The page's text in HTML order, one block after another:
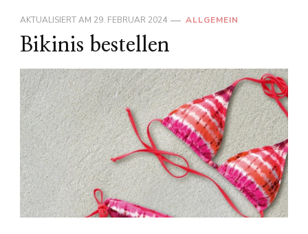
AKTUALISIERT AM 29. FEBRUAR 2024 ALLGEMEIN
Bikinis bestellen